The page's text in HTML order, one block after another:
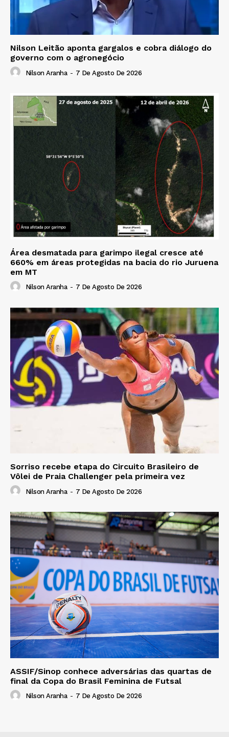
Nilson Leitão aponta gargalos e cobra diálogo do
governo com o agronegócio
Nilson Aranha - 7 De Agosto De 2026
Área desmatada para garimpo ilegal cresce até
660% em áreas protegidas na bacia do rio Juruena
em MT
Nilson Aranha - 7 De Agosto De 2026
Sorriso recebe etapa do Circuito Brasileiro de
Vôlei de Praia Challenger pela primeira vez
Nilson Aranha - 7 De Agosto De 2026
ASSIF/Sinop conhece adversárias das quartas de
final da Copa do Brasil Feminina de Futsal
Nilson Aranha - 7 De Agosto De 2026